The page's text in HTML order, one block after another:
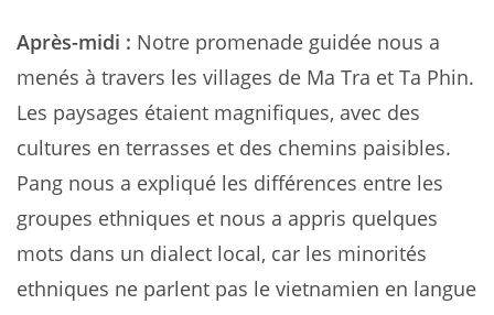
Après-midi : Notre promenade guidée nous a
menés à travers les villages de Ma Tra et Ta Phin.
Les paysages étaient magnifiques, avec des
cultures en terrasses et des chemins paisibles.
Pang nous a expliqué les différences entre les
groupes ethniques et nous a appris quelques
mots dans un dialect local, car les minorités
ethniques ne parlent pas le vietnamien en langue